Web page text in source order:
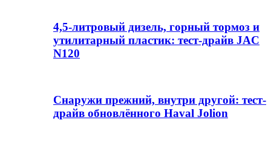
4,5-литровый дизель, горный тормоз и
утилитарный пластик: тест-драйв JAC
N120
Снаружи прежний, внутри другой: тест-
драйв обновлённого Haval Jolion